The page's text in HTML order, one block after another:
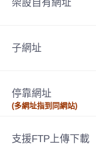
架設自有網址
子網址
停靠網址
(多網址指到同網站)
支援FTP上傳下載